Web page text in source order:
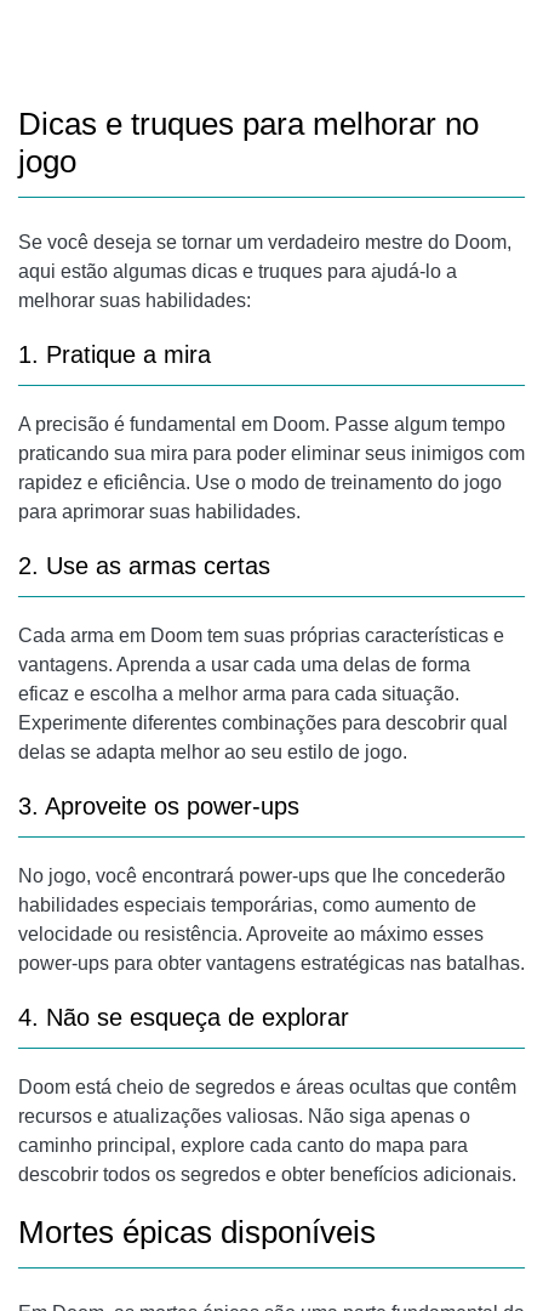
Dicas e truques para melhorar no
jogo
Se você deseja se tornar um verdadeiro mestre do Doom,
aqui estão algumas dicas e truques para ajudá-lo a
melhorar suas habilidades:
1. Pratique a mira
A precisão é fundamental em Doom. Passe algum tempo
praticando sua mira para poder eliminar seus inimigos com
rapidez e eficiência. Use o modo de treinamento do jogo
para aprimorar suas habilidades.
2. Use as armas certas
Cada arma em Doom tem suas próprias características e
vantagens. Aprenda a usar cada uma delas de forma
eficaz e escolha a melhor arma para cada situação.
Experimente diferentes combinações para descobrir qual
delas se adapta melhor ao seu estilo de jogo.
3. Aproveite os power-ups
No jogo, você encontrará power-ups que lhe concederão
habilidades especiais temporárias, como aumento de
velocidade ou resistência. Aproveite ao máximo esses
power-ups para obter vantagens estratégicas nas batalhas.
4. Não se esqueça de explorar
Doom está cheio de segredos e áreas ocultas que contêm
recursos e atualizações valiosas. Não siga apenas o
caminho principal, explore cada canto do mapa para
descobrir todos os segredos e obter benefícios adicionais.
Mortes épicas disponíveis